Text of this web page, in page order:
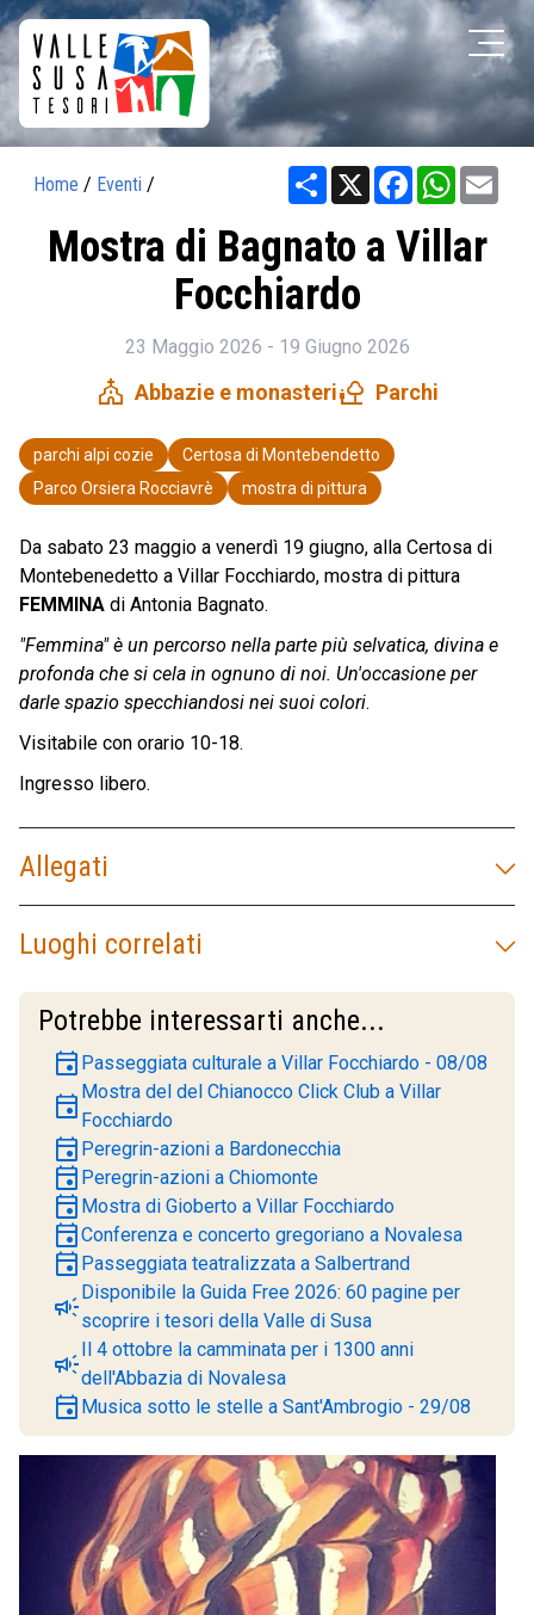
Home / Eventi / Share X Facebook
Mostra di Bagnato a Villar
Focchiardo
23 Maggio 2026 - 19 Giugno 2026
church Abbazie e monasterinature_people Parchi
parchi alpi cozie
Certosa di Montebendetto
Parco Orsiera Rocciavrè
mostra di pittura
Da sabato 23 maggio a venerdì 19 giugno, alla Certosa di
Montebenedetto a Villar Focchiardo, mostra di pittura
FEMMINA di Antonia Bagnato.
"Femmina" è un percorso nella parte più selvatica, divina e
profonda che si cela in ognuno di noi. Un'occasione per
darle spazio specchiandosi nei suoi colori.
Visitabile con orario 10-18.
Ingresso libero.
Allegati
Luoghi correlati
Potrebbe interessarti anche...
event Passeggiata culturale a Villar Focchiardo - 08/08
event Mostra del del Chianocco Click Club a Villar
Focchiardo
event Peregrin-azioni a Bardonecchia
event Peregrin-azioni a Chiomonte
event Mostra di Gioberto a Villar Focchiardo
eventConferenza e concerto gregoriano a Novalesa
event Passeggiata teatralizzata a Salbertrand
campaignDisponibile la Guida Free 2026: 60 pagine per
scoprire i tesori della Valle di Susa
campaignIl 4 ottobre la camminata per i 1300 anni
dell'Abbazia di Novalesa
event Musica sotto le stelle a Sant'Ambrogio - 29/08